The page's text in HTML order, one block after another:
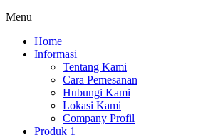
Menu
Home
Informasi
Tentang Kami
Cara Pemesanan
Hubungi Kami
Lokasi Kami
Company Profil
Produk 1